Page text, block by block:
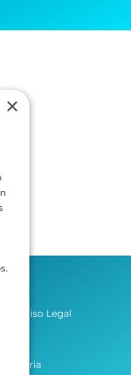
Aviso Legal
Canaria
×